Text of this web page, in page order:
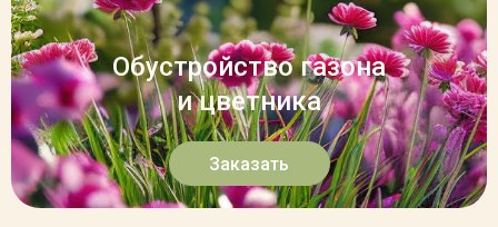
Обустройство газона
и цветника
Заказать